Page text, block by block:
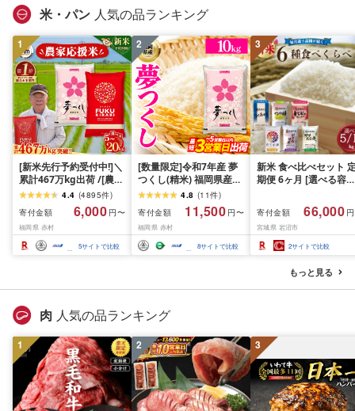
米・パン 人気の品ランキング
1
[新米先行予約受付中!]＼
累計467万kg出荷 /[農家
応援米]訳あり 令和7年産
令和8年産ふくきらり 夢
つくし 5kg 10kg 15kg
20kg [選べる品種・内容
量・出荷時期]複数原料
米 白米 精米 国産 限定
グ
4.4 (4895件)
寄付金額
6,000 円〜
福岡県 赤村
5サイトで比較
2
[数量限定]令和7年産 夢
つくし(精米) 福岡県産ブ
ランド米 10kg (品
番:3X11R7)
4.8 (11件)
寄付金額
11,500 円〜
福岡県 赤村
8サイトで比較
3
新米 食べ比べセット
期便 6ヶ月 [選べる容
ん つきあかり つや姫
じのきらめき だて正夢
ひとめぼれ ササニシキ
セット 銘柄米 味比べ
リエーション お楽しみ
食味 毎日の食卓 毎月
わる 色々試せる 志賀
米 岩沼産米
寄付金額 66,000
宮城県 岩沼市
2サイトで比較
もっと見る
肉 人気の品ランキング
1 2 3